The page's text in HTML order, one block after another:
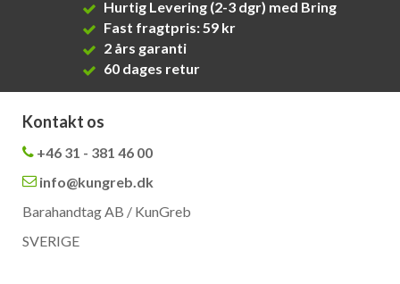
Hurtig Levering (2-3 dgr) med Bring
Fast fragtpris: 59 kr
2 års garanti
60 dages retur
Kontakt os
+46 31 - 381 46 00
info@kungreb.dk
Barahandtag AB / KunGreb
SVERIGE